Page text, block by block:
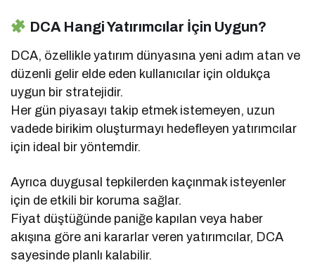
DCA Hangi Yatırımcılar İçin Uygun?
DCA, özellikle yatırım dünyasına yeni adım atan ve
düzenli gelir elde eden kullanıcılar için oldukça
uygun bir stratejidir.
Her gün piyasayı takip etmek istemeyen, uzun
vadede birikim oluşturmayı hedefleyen yatırımcılar
için ideal bir yöntemdir.
Ayrıca duygusal tepkilerden kaçınmak isteyenler
için de etkili bir koruma sağlar.
Fiyat düştüğünde paniğe kapılan veya haber
akışına göre ani kararlar veren yatırımcılar, DCA
sayesinde planlı kalabilir.